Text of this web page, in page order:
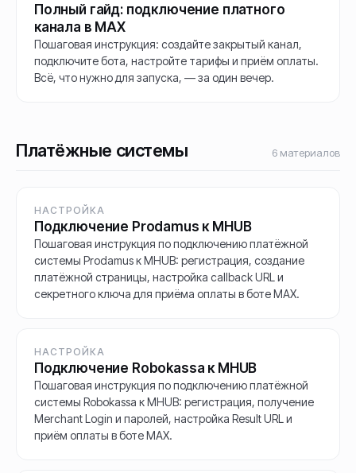
Полный гайд: подключение платного
канала в MAX
Пошаговая инструкция: создайте закрытый канал,
подключите бота, настройте тарифы и приём оплаты.
Всё, что нужно для запуска, — за один вечер.
Платёжные системы 6 материалов
НАСТРОЙКА
Подключение Prodamus к MHUB
Пошаговая инструкция по подключению платёжной
системы Prodamus к MHUB: регистрация, создание
платёжной страницы, настройка callback URL и
секретного ключа для приёма оплаты в боте MAX.
НАСТРОЙКА
Подключение Robokassa к MHUB
Пошаговая инструкция по подключению платёжной
системы Robokassa к MHUB: регистрация, получение
Merchant Login и паролей, настройка Result URL и
приём оплаты в боте MAX.